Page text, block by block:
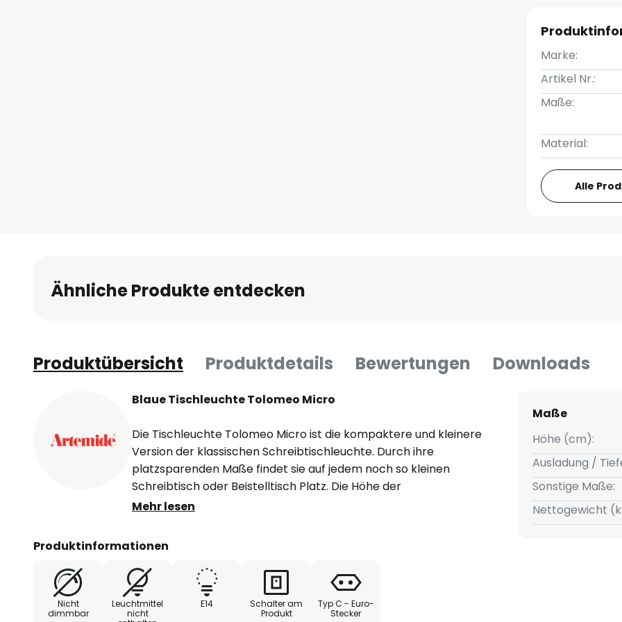
Marke:
Artikel Nr.:
Maße:
Material:
Alle
Ähnliche Produkte entdecken
Produktübersicht Produktdetails Bewertungen Downloads
Blaue Tischleuchte Tolomeo Micro
Die Tischleuchte Tolomeo Micro ist die kompaktere und kleinere
Version der klassischen Schreibtischleuchte. Durch ihre
platzsparenden Maße findet sie auf jedem noch so kleinen
Schreibtisch oder Beistelltisch Platz. Die Höhe der
Schreibtischleuchte beträgt bei normaler Arbeitsstellung 37
mit den gleichen Attributen wie der große Bruder: Die flexiblen
Lampenschirms und somit punktgenaue Ausleuchtung je nach
Bedarf. Die Tischleuchte Tolomeo ist ausgezeichnet mit diversen
internationalen Designpreisen, unter anderem dem "Compasso
Mehr lesen
Produktinformationen
Nicht
dimmbar
Leuchtmittel
nicht
E14
Schalter am
Produkt
Typ C - Euro-
Stecker
Maße
Höhe (cm):
Ausladung /
Sonstige Maße:
Nettogewicht